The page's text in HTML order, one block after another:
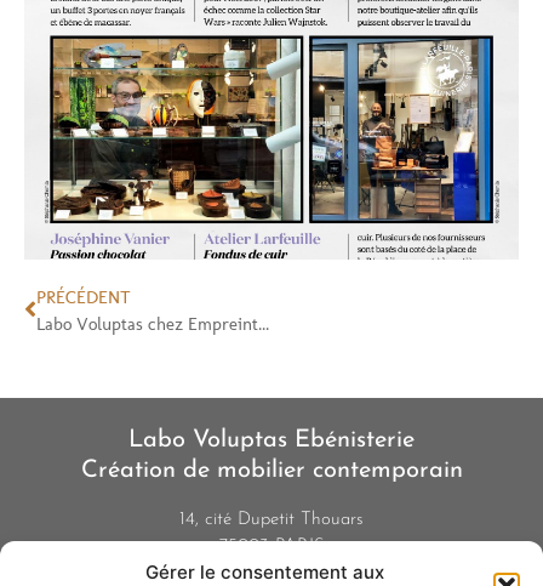
Gérer le consentement aux
PRÉCÉDENT
Labo Voluptas chez Empreintes
Labo Voluptas Ebénisterie
Création de mobilier contemporain
14, cité Dupetit Thouars
75003 PARIS
01 42 77 48 51